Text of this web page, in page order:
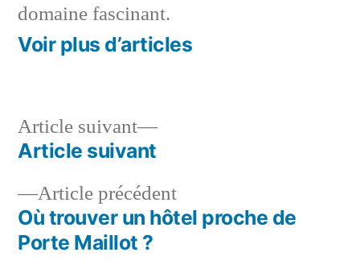
domaine fascinant.
Voir plus d’articles
Navigation
de
l’article
Article précédentArticle
précédent :
Où trouver un hôtel proche de
Porte Maillot ?
Article suivant
Article
Article suivant